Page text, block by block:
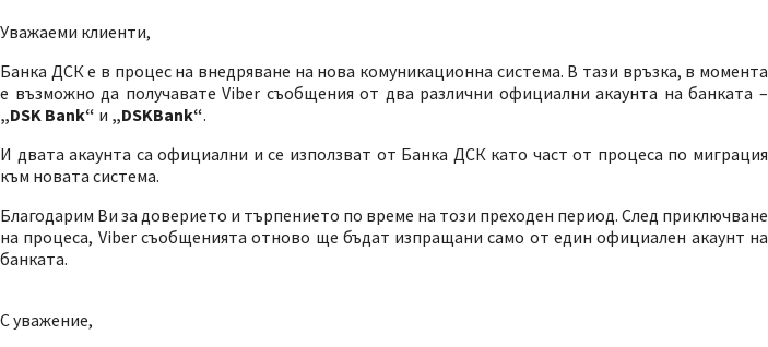
Уважаеми клиенти,
Банка ДСК е в процес на внедряване на нова комуникационна система. В тази връзка, в момента
е възможно да получавате Viber съобщения от два различни официални акаунта на банката –
„DSK Bank“ и „DSKBank“.
И двата акаунта са официални и се използват от Банка ДСК като част от процеса по миграция
към новата система.
Благодарим Ви за доверието и търпението по време на този преходен период. След приключване
на процеса, Viber съобщенията отново ще бъдат изпращани само от един официален акаунт на
банката.
С уважение,